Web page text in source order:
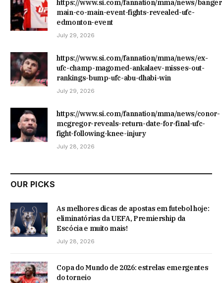
https://www.si.com/fannation/mma/news/
main-co-main-event-fights-revealed-ufc-
edmonton-event
July 29, 2026
https://www.si.com/fannation/mma/news/ex-
ufc-champ-magomed-ankalaev-misses-out-
rankings-bump-ufc-abu-dhabi-win
July 29, 2026
https://www.si.com/fannation/mma/news/conor-
mcgregor-reveals-return-date-for-final-ufc-
fight-following-knee-injury
July 28, 2026
OUR PICKS
As melhores dicas de apostas em futebol hoje:
eliminatórias da UEFA, Premiership da
Escócia e muito mais!
July 28, 2026
Copa do Mundo de 2026: estrelas emergentes
do torneio